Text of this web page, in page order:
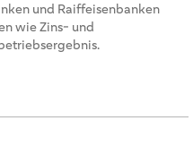
und Raiffeisenbanken
wie Zins- und